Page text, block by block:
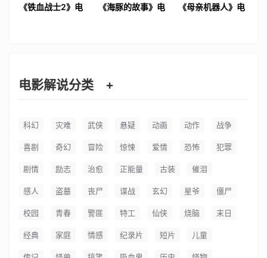
《铁血战士2》电
《海豚的故事》电
《母亲机器人》电
电影解说分类 +
科幻 灾难 武侠 悬疑 动画 动作 战争
喜剧 奇幻 冒险 惊悚 爱情 恐怖 犯罪
剧情 励志 治愈 正能量 古装 催泪
感人 盗墓 丧尸 谍战 玄幻 星爷 僵尸
校园 青春 警匪 特工 仙侠 烧脑 末日
经典 家庭 情感 纪录片 短片 儿童